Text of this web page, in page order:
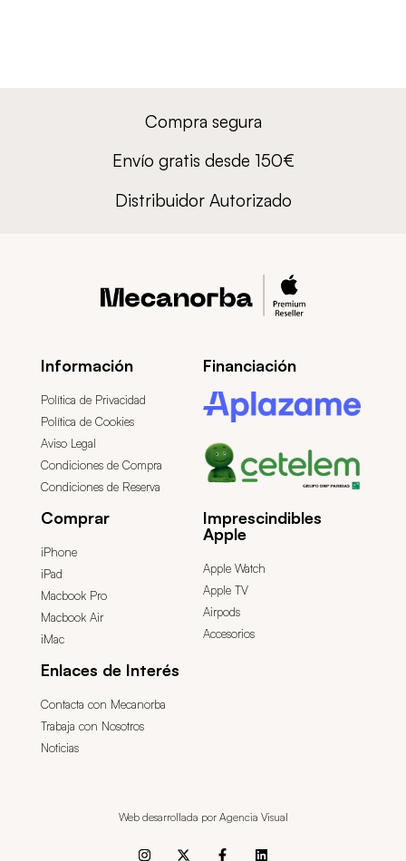
Compra segura
Envío gratis desde 150€
Distribuidor Autorizado
Información
Política de Privacidad
Política de Cookies
Aviso Legal
Condiciones de Compra
Condiciones de Reserva
Financiación
Comprar
iPhone
iPad
Macbook Pro
Macbook Air
iMac
Imprescindibles
Apple
Apple Watch
Apple TV
Airpods
Accesorios
Enlaces de Interés
Contacta con Mecanorba
Trabaja con Nosotros
Noticias
Web desarrollada por Agencia Visual